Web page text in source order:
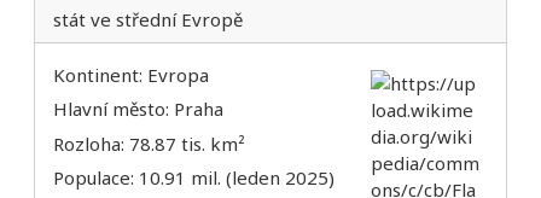
stát ve střední Evropě
Kontinent: Evropa
Hlavní město: Praha
Rozloha: 78.87 tis. km²
Populace: 10.91 mil. (leden 2025)